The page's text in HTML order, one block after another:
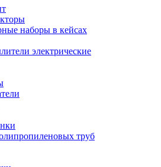
наборы в кейсах
электрические
труб